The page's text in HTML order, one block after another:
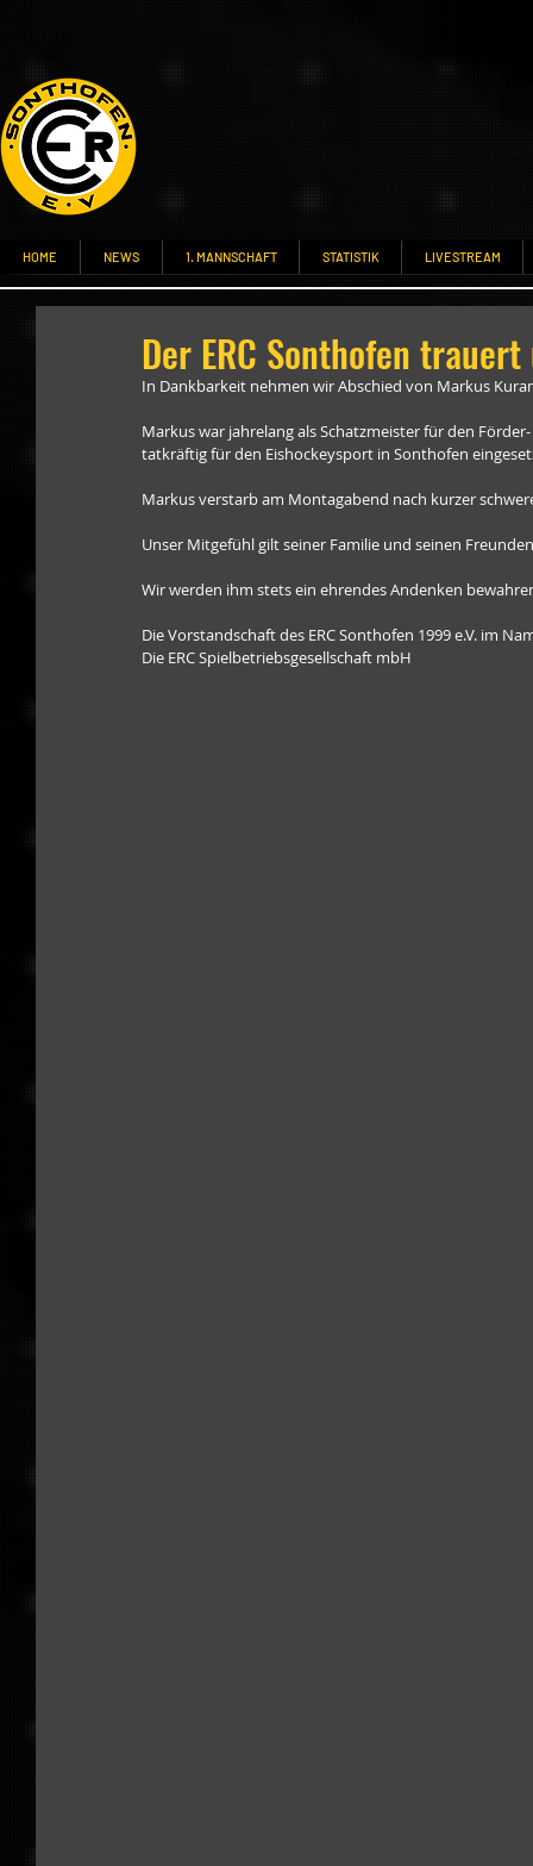
HOME NEWS 1. MANNSCHAFT STATISTIK LIVESTREAM
Der ERC Sonthofen
In Dankbarkeit nehmen wir Abschied von Markus
Markus war jahrelang als Schatzmeister für den
tatkräftig für den Eishockeysport in Sonthofen
Markus verstarb am Montagabend nach kurzer
Unser Mitgefühl gilt seiner Familie und seinen
Wir werden ihm stets ein ehrendes Andenken
Die Vorstandschaft des ERC Sonthofen 1999 e.V. im
Die ERC Spielbetriebsgesellschaft mbH